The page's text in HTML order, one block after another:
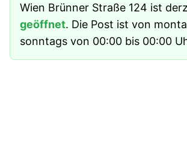
Wien Brünner Straße 124 ist
geöffnet. Die Post ist von
sonntags von 00:00 bis 00:00